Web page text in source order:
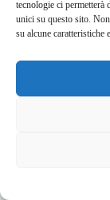
tecnologie ci permetterà
unici su questo sito.
su alcune caratteristiche
Address:
VIA
Bullet -